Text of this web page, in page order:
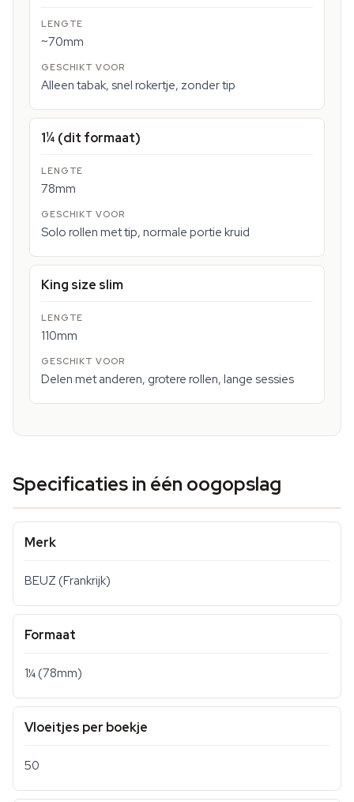
~70mm
Alleen tabak, snel rokertje, zonder tip
1¼ (dit formaat)
78mm
Solo rollen met tip, normale portie kruid
King size slim
110mm
Delen met anderen, grotere rollen, lange sessies
Specificaties in één oogopslag
Merk
BEUZ (Frankrijk)
Formaat
1¼ (78mm)
Vloeitjes per boekje
50